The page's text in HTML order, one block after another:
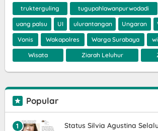
trukterguling tugupahlawanpurwodadi
uang palsu UI ulurantangan Ungaran
Vonis Wakapolres Warga Surabaya
Wisata Ziarah Leluhur
Popular
Status Silvia Agustina